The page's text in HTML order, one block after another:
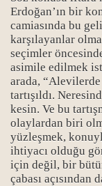
Erdoğan’ın bir
camiasında bu
karşılayanlar
seçimler
asimile edilmek
arada,
tartışıldı.
kesin. Ve bu
olaylardan biri
yüzleşmek,
ihtiyacı olduğu
için değil, bir
çabası